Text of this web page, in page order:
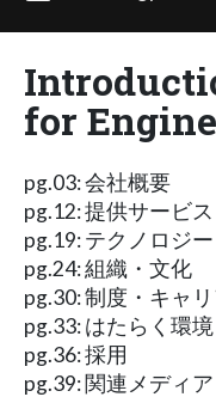
for
pg.03: 会社概要
pg.12: 提供サービス
pg.19: テクノロジー
pg.24: 組織・文化
pg.30: 制度・キャ
pg.33: はたらく環境
pg.36: 採用
pg.39: 関連メディア